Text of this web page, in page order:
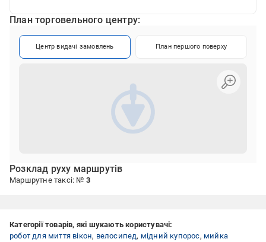
План торговельного центру:
Центр видачі замовлень План першого поверху
Розклад руху маршрутів
Маршрутне таксі: № 3
Категорії товарів, які шукають користувачі:
робот для миття вікон, велосипед, мідний купорос, мийка